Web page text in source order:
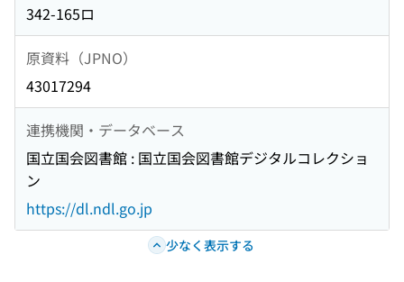
342-165ロ
原資料（JPNO）
43017294
連携機関・データベース
国立国会図書館 : 国立国会図書館デジタルコレクショ
ン
https://dl.ndl.go.jp
少なく表示する